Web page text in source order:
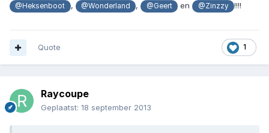
@Heksenboot , @Wonderland , @Geert en @Zinzzy !!!!
1
Quote
Raycoupe
Geplaatst: 18 september 2013